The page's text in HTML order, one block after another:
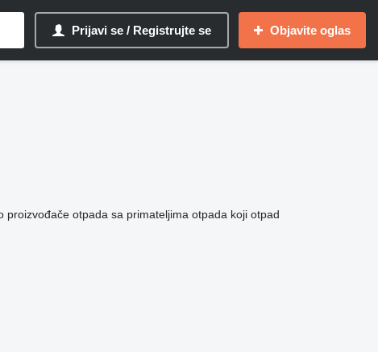
Prijavi se / Registrujte se Objavite oglas
otpada sa primateljima otpada koji otpad